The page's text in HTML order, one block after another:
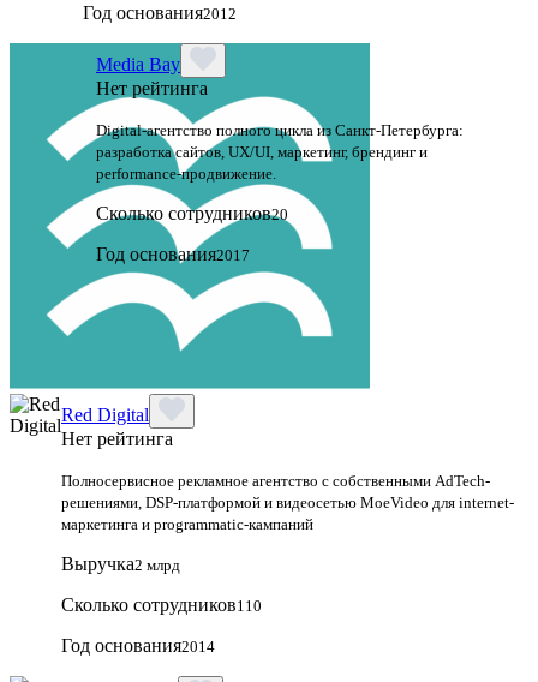
Год основания2012
Media Bay
Нет рейтинга
Digital‑агентство полного цикла из Санкт‑Петербурга:
разработка сайтов, UX/UI, маркетинг, брендинг и
performance‑продвижение.
Сколько сотрудников20
Год основания2017
Red Digital
Нет рейтинга
Полносервисное рекламное агентство с собственными AdTech-
решениями, DSP-платформой и видеосетью MoeVideo для internet-
маркетинга и programmatic-кампаний
Выручка2 млрд
Сколько сотрудников110
Год основания2014